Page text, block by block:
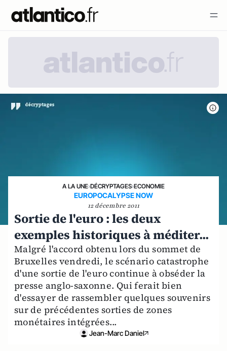
A LA UNE›DÉCRYPTAGES›ECONOMIE
EUROPOCALYPSE NOW
12 décembre 2011
Sortie de l'euro : les deux
exemples historiques à méditer...
Malgré l'accord obtenu lors du sommet de
Bruxelles vendredi, le scénario catastrophe
d'une sortie de l'euro continue à obséder la
presse anglo-saxonne. Qui ferait bien
d'essayer de rassembler quelques souvenirs
sur de précédentes sorties de zones
monétaires intégrées...
Jean-Marc Daniel